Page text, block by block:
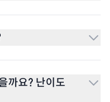
까요? 난이도